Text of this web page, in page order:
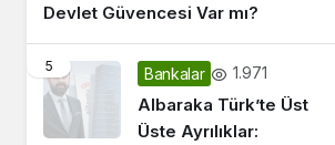
Devlet Güvencesi Var mı?
5 Bankalar 1.971
Albaraka Türk’te Üst
Üste Ayrılıklar: